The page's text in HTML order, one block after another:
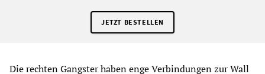
JETZT BESTELLEN
Die rechten Gangster haben enge Verbindungen zur Wall